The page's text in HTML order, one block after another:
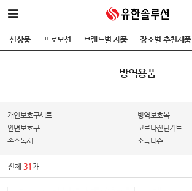
신상품 프로모션 브랜드별 제품 장소별 추천제품
방역용품
개인보호구세트
방역보호복
안면보호구
코로나진단키트
손소독제
소독티슈
전체 31 개